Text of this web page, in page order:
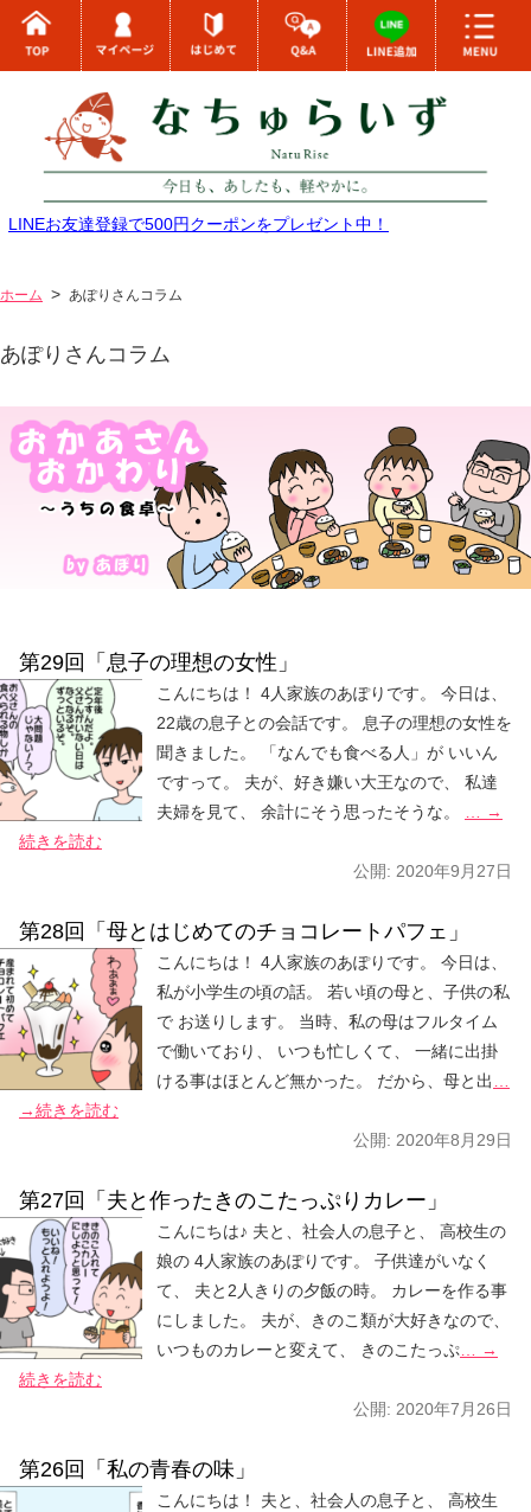
LINEお友達登録で500円クーポンをプレゼント中！
ホーム あぽりさんコラム
あぽりさんコラム
第29回「息子の理想の女性」
こんにちは！ 4人家族のあぽりです。 今日は、
22歳の息子との会話です。 息子の理想の女性を
聞きました。 「なんでも食べる人」が いいん
ですって。 夫が、好き嫌い大王なので、 私達
夫婦を見て、 余計にそう思ったそうな。
… →
続きを読む
公開: 2020年9月27日
第28回「母とはじめてのチョコレートパフェ」
こんにちは！ 4人家族のあぽりです。 今日は、
私が小学生の頃の話。 若い頃の母と、子供の私
で お送りします。 当時、私の母はフルタイム
で働いており、 いつも忙しくて、 一緒に出掛
ける事はほとんど無かった。 だから、母と出
→続きを読む
公開: 2020年8月29日
第27回「夫と作ったきのこたっぷりカレー」
こんにちは♪ 夫と、社会人の息子と、 高校生の
娘の 4人家族のあぽりです。 子供達がいなく
て、 夫と2人きりの夕飯の時。 カレーを作る事
にしました。 夫が、きのこ類が大好きなので、
いつものカレーと変えて、 きのこたっぷ … →
続きを読む
公開: 2020年7月26日
第26回「私の青春の味」
こんにちは！ 夫と、社会人の息子と、 高校生